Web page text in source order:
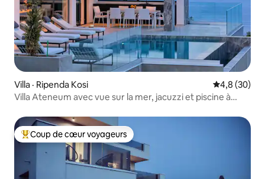
Villa · Ripenda Kosi Note
4,8 (30)
Villa Ateneum avec vue sur la mer, jacuzzi et piscine à
Coup de cœur voyageurs parmi les plus aimés
Coup de cœur voyageurs